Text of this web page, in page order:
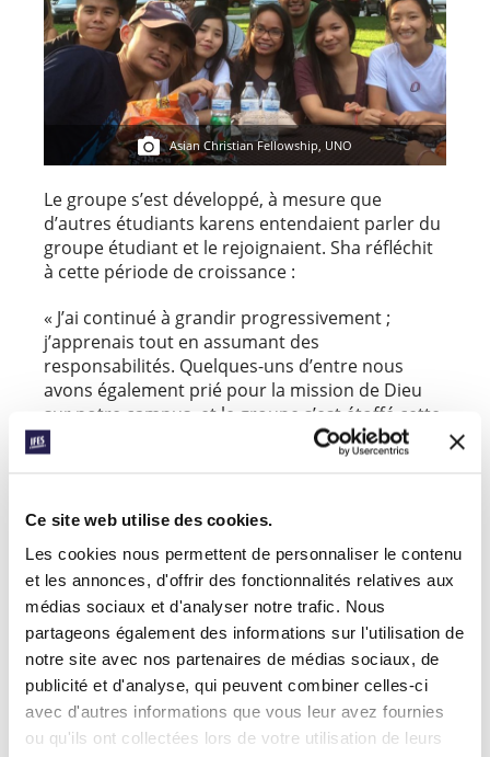
Ce site web utilise des cookies.
Les cookies nous permettent de personnaliser le contenu
et les annonces, d'offrir des fonctionnalités relatives aux
médias sociaux et d'analyser notre trafic. Nous
partageons également des informations sur l'utilisation de
notre site avec nos partenaires de médias sociaux, de
publicité et d'analyse, qui peuvent combiner celles-ci
avec d'autres informations que vous leur avez fournies
ou qu'ils ont collectées lors de votre utilisation de leurs
Asian Christian Fellowship, UNO
Le groupe s’est développé, à mesure que
d’autres étudiants karens entendaient parler du
groupe étudiant et le rejoignaient. Sha réfléchit
à cette période de croissance :
« J’ai continué à grandir progressivement ;
j’apprenais tout en assumant des
responsabilités. Quelques-uns d’entre nous
avons également prié pour la mission de Dieu
sur notre campus, et le groupe s’est étoffé cette
dernière année. C’est grâce à l’investissement de
nos équipiers en nous que nous avons pu
a dirigés. »
La fidélité de Dieu pour les peuples pèlerins
Pratiquement tous les étudiants karens sont les
premiers de leur famille à étudier aux États-Unis.
La plupart d’entre eux, comme Sha, ont grandi
dans des camps de réfugiés avant d’arriver en
Amérique. Quand ils sont arrivés, ils ne parlaient
pas anglais, ou quelques mots seulement. Leurs
parents encore moins. C’était aux enfants